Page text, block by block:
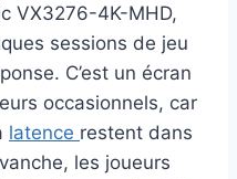
VX3276-4K-MHD,
sessions de jeu
C’est un écran
occasionnels, car
latence restent dans
les joueurs